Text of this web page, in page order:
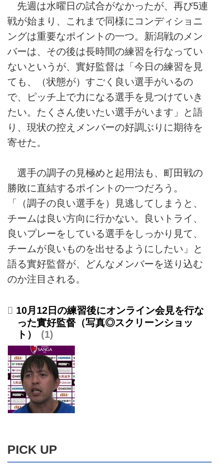
先週は水曜日の試合がなかったが、再び5連
戦が始まり、これまで同様にコンディショニ
ングは重要なポイントの一つ。新潟戦のメン
バーは、その後は長時間の練習を行なってい
ないというが、實好監督は「今日の練習を見
ても、（状態が）すごく良い選手がいるの
で、ピッチ上で力になる選手を見つけていき
たい。たくさん使いたい選手がいます」と語
り、現状の控えメンバーの好調ぶりに期待を
寄せた。
選手の調子の見極めと起用法も、町田戦の
勝敗に直結するポイントの一つだろう。
「（調子の良い選手を）見逃してしまうと、
チームは良い方向に行かない。良いトライ、
良いプレーをしている選手をしっかり見て、
チームが良いものを出せるようにしたい」と
語る實好監督が、どんなメンバーを送り込む
のか注目される。
10月12日の練習後にオンライン会見を行な
った實好監督（写真◎スクリーンショッ
ト）
1
PICK UP